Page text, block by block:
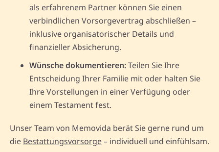
als erfahrenem Partner können Sie einen
verbindlichen Vorsorgevertrag abschließen –
inklusive organisatorischer Details und
finanzieller Absicherung.
Wünsche dokumentieren:Teilen Sie Ihre
Entscheidung Ihrer Familie mit oder halten Sie
Ihre Vorstellungen in einer Verfügung oder
einem Testament fest.
Unser Team von Memovida berät Sie gerne rund um
die Bestattungsvorsorge– individuell und einfühlsam.